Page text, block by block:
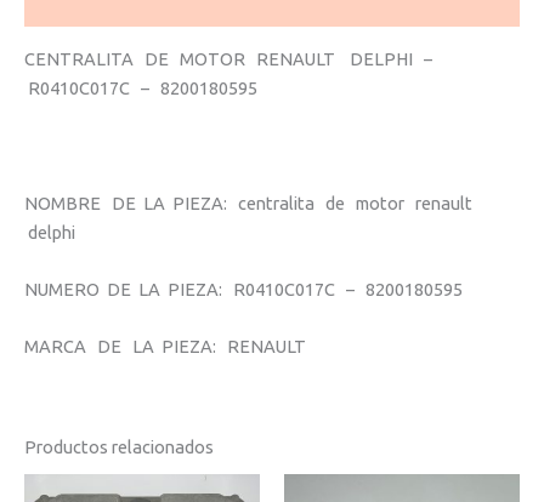
CENTRALITA DE MOTOR RENAULT DELPHI –
R0410C017C – 8200180595
NOMBRE DE LA PIEZA: centralita de motor renault
delphi
NUMERO DE LA PIEZA: R0410C017C – 8200180595
MARCA DE LA PIEZA: RENAULT
Productos relacionados